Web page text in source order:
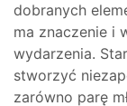
dobranych
ma znaczenie i
wydarzenia.
stworzyć
zarówno parę